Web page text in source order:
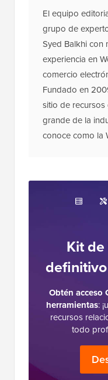
El equipo
grupo de
Syed Balkhi con
experiencia en
comercio
Fundado en
sitio de
grande de la
conoce como la
Kit
Obtén acceso
herramientas:
recursos
todo